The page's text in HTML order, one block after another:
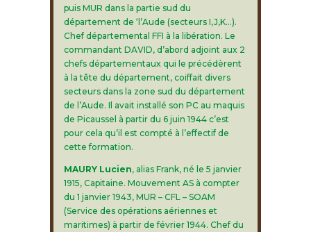
puis MUR dans la partie sud du
département de ‘l’Aude (secteurs I,J,K…).
Chef départemental FFI à la libération. Le
commandant DAVID, d’abord adjoint aux 2
chefs départementaux qui le précédèrent
à la tête du département, coiffait divers
secteurs dans la zone sud du département
de l’Aude. Il avait installé son PC au maquis
de Picaussel à partir du 6 juin 1944 c’est
pour cela qu’il est compté à l’effectif de
cette formation.
MAURY Lucien, alias Frank, né le 5 janvier
1915, Capitaine. Mouvement AS à compter
du 1 janvier 1943, MUR – CFL – SOAM
(Service des opérations aériennes et
maritimes) à partir de février 1944. Chef du